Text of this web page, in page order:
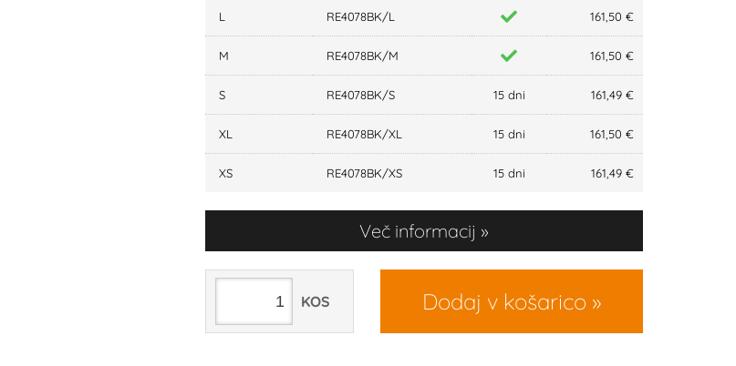
L RE4078BK/L 161,50 €
M RE4078BK/M 161,50 €
S RE4078BK/S 15 dni 161,49 €
XL RE4078BK/XL 15 dni 161,50 €
XS RE4078BK/XS 15 dni 161,49 €
Več informacij
Dodaj v košarico
KOS